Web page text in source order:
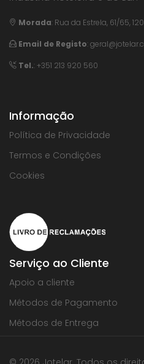
Morada: Rua da Estrela, 61/65,
Email de Registo:
Tel.: +351 213 920 560
Informação
Política de Privacidade
Termos e Condições
Cookies
Serviço ao Cliente
Apoio a cliente
Métodos de Pagamento
Métodos de Entrega